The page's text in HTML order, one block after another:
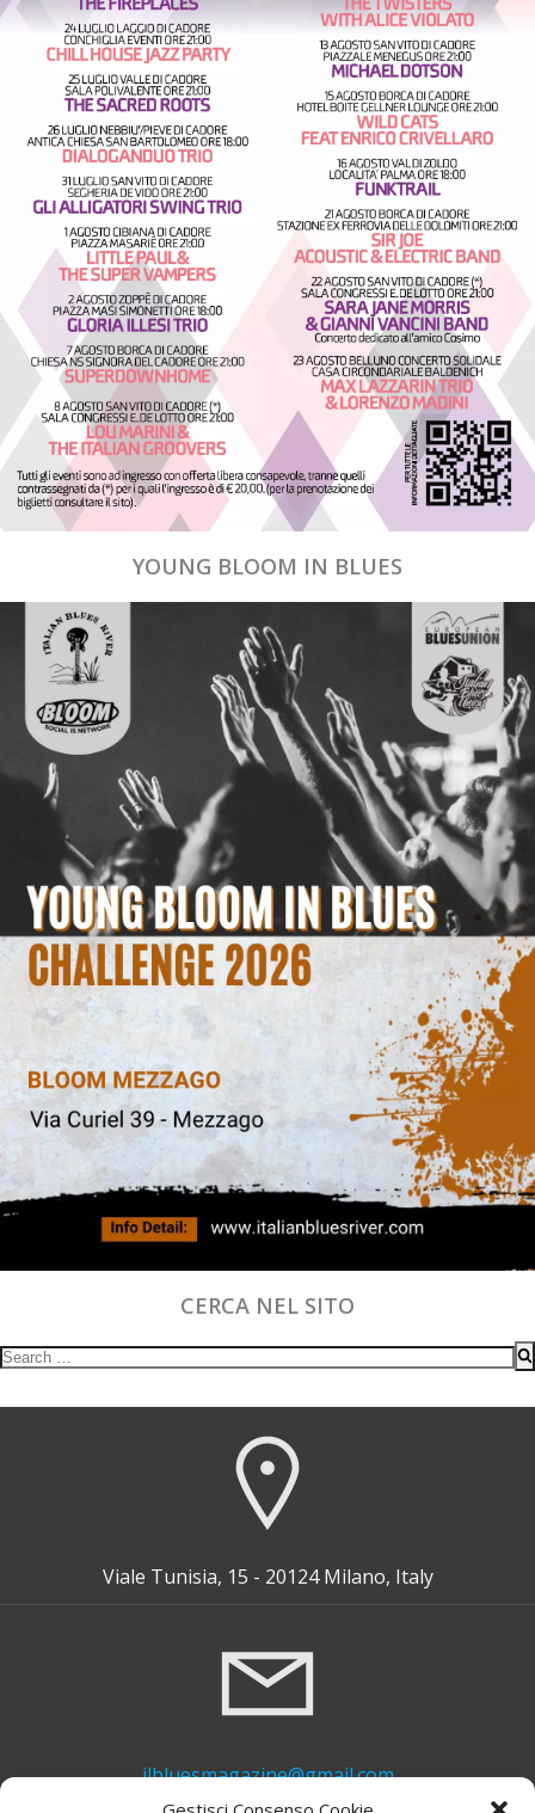
YOUNG BLOOM IN BLUES
CERCA NEL SITO
Search
Viale Tunisia, 15 - 20124 Milano, Italy
ilbluesmagazine@gmail.com